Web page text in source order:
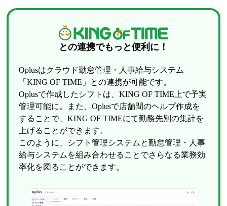
との連携でもっと便利に！
Oplusはクラウド勤怠管理・人事給与システム
「KING OF TIME」との連携が可能です。
Oplusで作成したシフトは、KING OF TIME上で予実
管理可能に。また、Oplusで店舗間のヘルプ作成を
することで、KING OF TIMEにて勤務先別の集計を
上げることができます。
このように、シフト管理システムと勤怠管理・人事
給与システムを組み合わせることでさらなる業務効
率化を図ることができます。